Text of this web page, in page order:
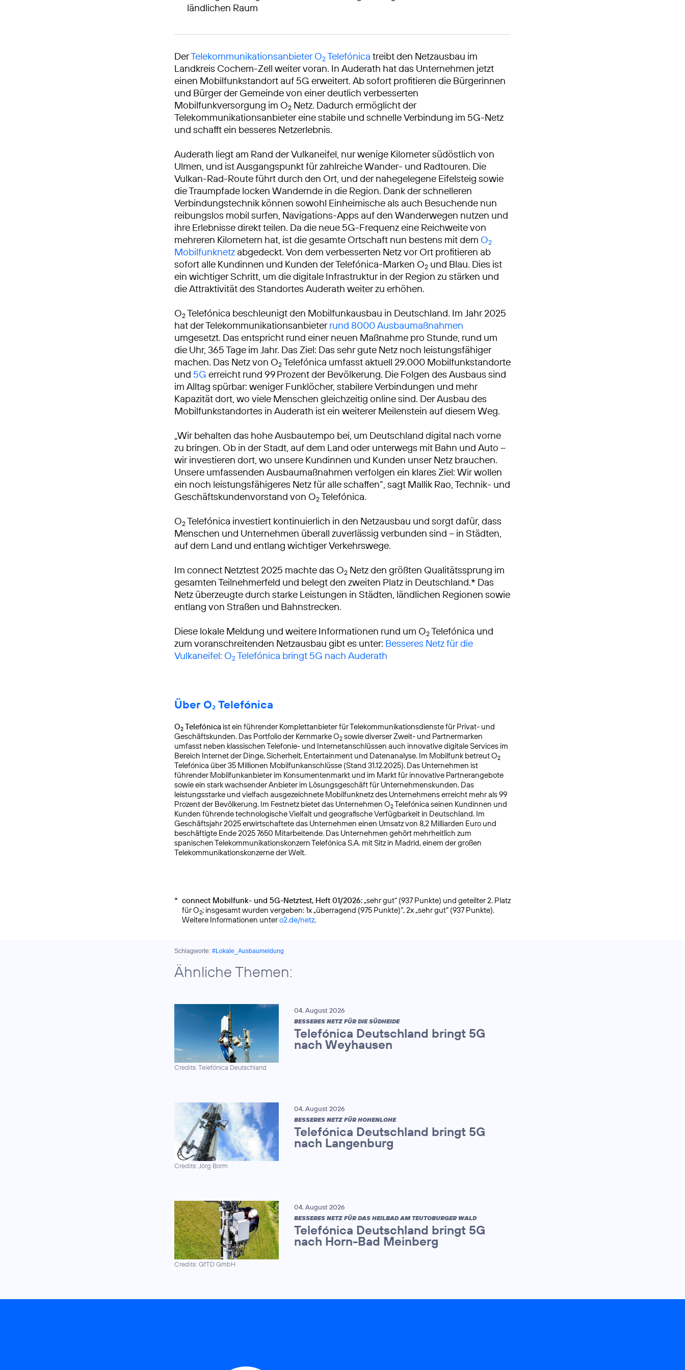
ländlichen Raum
DerTelekommunikationsanbieter O2Telefónica treibt den Netzausbau im
Landkreis Cochem-Zell weiter voran. In Auderath hat das Unternehmen jetzt
einen Mobilfunkstandort auf 5G erweitert. Ab sofort profitieren die Bürgerinnen
und Bürger der Gemeinde von einer deutlich verbesserten
Mobilfunkversorgung im O2 Netz. Dadurch ermöglicht der
Telekommunikationsanbieter eine stabile und schnelle Verbindung im 5G-Netz
und schafft ein besseres Netzerlebnis.
Auderath liegt am Rand der Vulkaneifel, nur wenige Kilometer südöstlich von
Ulmen, und ist Ausgangspunkt für zahlreiche Wander- und Radtouren. Die
Vulkan-Rad-Route führt durch den Ort, und der nahegelegene Eifelsteig sowie
die Traumpfade locken Wandernde in die Region. Dank der schnelleren
Verbindungstechnik können sowohl Einheimische als auch Besuchende nun
reibungslos mobil surfen, Navigations-Apps auf den Wanderwegen nutzen und
ihre Erlebnisse direkt teilen. Da die neue 5G-Frequenz eine Reichweite von
mehreren Kilometern hat, ist die gesamte Ortschaft nun bestens mit dem O2
Mobilfunknetz abgedeckt. Von dem verbesserten Netz vor Ort profitieren ab
sofort alle Kundinnen und Kunden der Telefónica-Marken O2 und Blau. Dies ist
ein wichtiger Schritt, um die digitale Infrastruktur in der Region zu stärken und
die Attraktivität des Standortes Auderath weiter zu erhöhen.
O2Telefónica beschleunigt den Mobilfunkausbau in Deutschland. Im Jahr 2025
hat der Telekommunikationsanbieterrund 8000 Ausbaumaßnahmen
umgesetzt. Das entspricht rund einer neuen Maßnahme pro Stunde, rund um
die Uhr, 365 Tage im Jahr. Das Ziel: Das sehr gute Netz noch leistungsfähiger
machen. Das Netz von O2Telefónica umfasst aktuell 29.000 Mobilfunk­standorte
und 5G erreicht rund 99 Prozent der Bevölkerung. Die Folgen des Ausbaus sind
im Alltag spürbar: weniger Funklöcher, stabilere Verbindungen und mehr
Kapazität dort, wo viele Menschen gleichzeitig online sind. Der Ausbau des
Mobilfunkstandortes in Auderath ist ein weiterer Meilenstein auf diesem Weg.
„Wir behalten das hohe Ausbautempo bei, um Deutschland digital nach vorne
zu bringen. Ob in der Stadt, auf dem Land oder unterwegs mit Bahn und Auto –
wir investieren dort, wo unsere Kundinnen und Kunden unser Netz brauchen.
Unsere umfassenden Ausbaumaßnahmen verfolgen ein klares Ziel: Wir wollen
ein noch leistungsfähigeres Netz für alle schaffen“, sagt Mallik Rao, Technik- und
Geschäftskundenvorstand von O2Telefónica.
O2Telefónica investiert kontinuierlich in den Netzausbau und sorgt dafür, dass
Menschen und Unternehmen überall zuverlässig verbunden sind – in Städten,
auf dem Land und entlang wichtiger Verkehrswege.
Im connect Netztest 2025 machte das O2 Netz den größten Qualitätssprung im
gesamten Teilnehmerfeld und belegt den zweiten Platz in Deutschland.* Das
Netz überzeugte durch starke Leistungen in Städten, ländlichen Regionen sowie
entlang von Straßen und Bahnstrecken.
Diese lokale Meldung und weitere Informationen rund um O2Telefónica und
zum voranschreitenden Netzausbau gibt es unter: Besseres Netz für die
Vulkaneifel: O2Telefónica bringt 5G nach Auderath
Über O₂ Telefónica
O2 Telefónica ist ein führender Komplettanbieter für Telekommunikationsdienste für Privat- und
Geschäftskunden. Das Portfolio der Kernmarke O2 sowie diverser Zweit- und Partnermarken
umfasst neben klassischen Telefonie- und Internetanschlüssen auch innovative digitale Services im
Bereich Internet der Dinge, Sicherheit, Entertainment und Datenanalyse. Im Mobilfunk betreut O2
Telefónica über 35 Millionen Mobilfunkanschlüsse (Stand 31.12.2025). Das Unternehmen ist
führender Mobilfunkanbieter im Konsumentenmarkt und im Markt für innovative Partnerangebote
sowie ein stark wachsender Anbieter im Lösungsgeschäft für Unternehmenskunden. Das
leistungsstarke und vielfach ausgezeichnete Mobilfunknetz des Unternehmens erreicht mehr als 99
Prozent der Bevölkerung. Im Festnetz bietet das Unternehmen O2Telefónica seinen Kundinnen und
Kunden führende technologische Vielfalt und geografische Verfügbarkeit in Deutschland. Im
Geschäftsjahr 2025 erwirtschaftete das Unternehmen einen Umsatz von 8,2 Milliarden Euro und
beschäftigte Ende 2025 7650 Mitarbeitende. Das Unternehmen gehört mehrheitlich zum
spanischen Telekommuni­kationskonzern Telefónica S.A. mit Sitz in Madrid, einem der großen
Telekommunikationskonzerne der Welt.
* connect Mobilfunk- und 5G-Netztest, Heft 01/2026: „sehr gut“ (937 Punkte) und geteilter 2. Platz
für O2; insgesamt wurden vergeben: 1x „überragend (975 Punkte)“, 2x „sehr gut“ (937 Punkte).
Weitere Informationen untero2.de/netz.
Schlagworte: #Lokale_Ausbaumeldung
Ähnliche Themen:
Credits: Telefónica Deutschland
04. August 2026
BESSERES NETZ FÜR DIE SÜDHEIDE
Telefónica Deutschland bringt 5G
nach Weyhausen
Credits: Jörg Borm
04. August 2026
BESSERES NETZ FÜR HOHENLOHE
Telefónica Deutschland bringt 5G
nach Langenburg
Credits: GfTD GmbH
04. August 2026
BESSERES NETZ FÜR DAS HEILBAD AM TEUTOBURGER WALD
Telefónica Deutschland bringt 5G
nach Horn-Bad Meinberg